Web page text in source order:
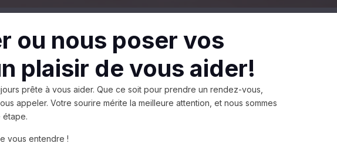
ou nous poser vos
plaisir de vous aider!
prête à vous aider. Que ce soit pour prendre un rendez-vous,
appeler. Votre sourire mérite la meilleure attention, et nous sommes
étape.
vous entendre !